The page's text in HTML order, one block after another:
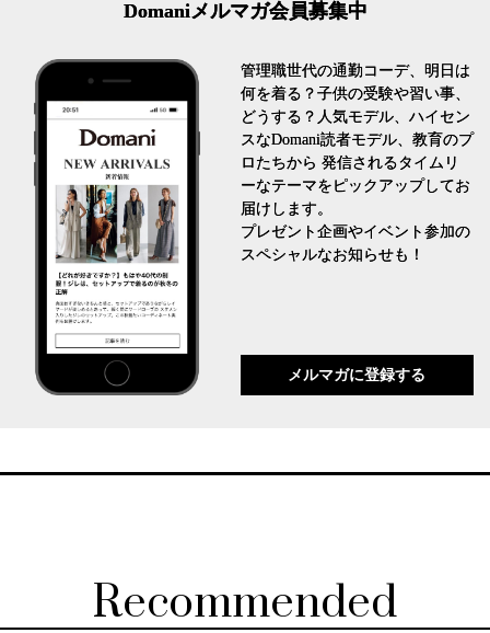
Domaniメルマガ会員募集中
管理職世代の通勤コーデ、明日は
何を着る？子供の受験や習い事、
どうする？人気モデル、ハイセン
スなDomani読者モデル、教育のプ
ロたちから 発信されるタイムリ
ーなテーマをピックアップしてお
届けします。
プレゼント企画やイベント参加の
スペシャルなお知らせも！
メルマガに登録する
Recommended